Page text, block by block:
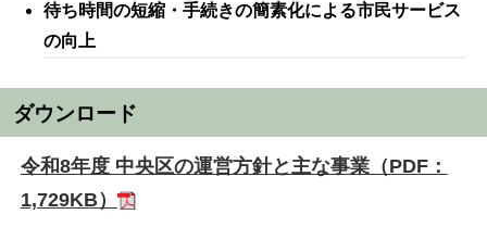
待ち時間の短縮・手続きの簡素化による市民サービス
の向上
ダウンロード
令和8年度 中央区の運営方針と主な事業（PDF：
1,729KB）